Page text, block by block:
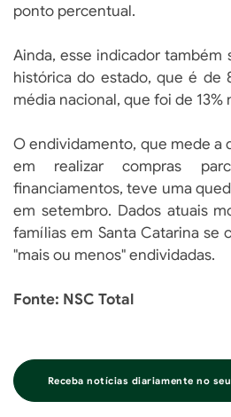
ponto percentual.
Ainda, esse indicador também
histórica do estado, que é de
média nacional, que foi de 13%
O endividamento, que mede a
em realizar compras
financiamentos, teve uma
em setembro. Dados atuais
famílias em Santa Catarina se
"mais ou menos" endividadas.
Fonte: NSC Total
Receba notícias diariamente no